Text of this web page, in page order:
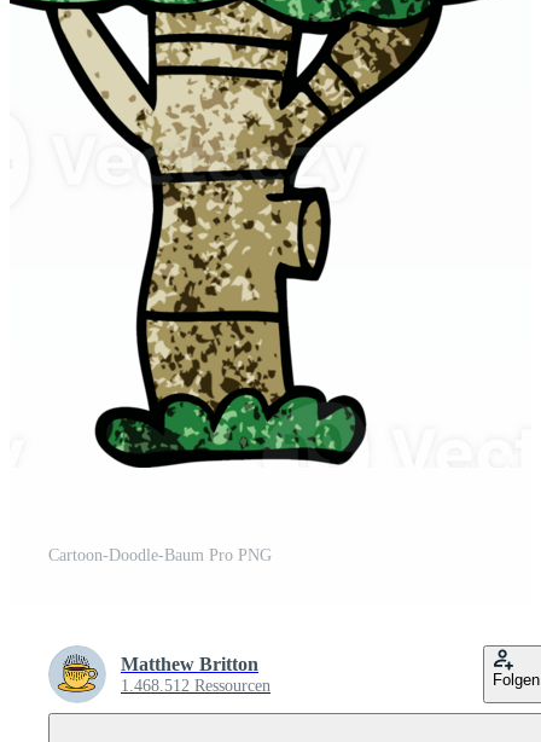
Cartoon-Doodle-Baum Pro PNG
Matthew Britton
1.468.512 Ressourcen Folgen